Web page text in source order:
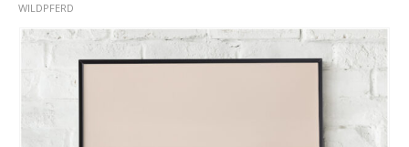
WILDPFERD